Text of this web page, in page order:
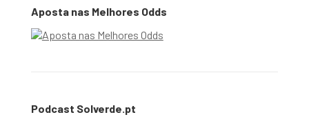
Aposta nas Melhores Odds
Podcast Solverde.pt